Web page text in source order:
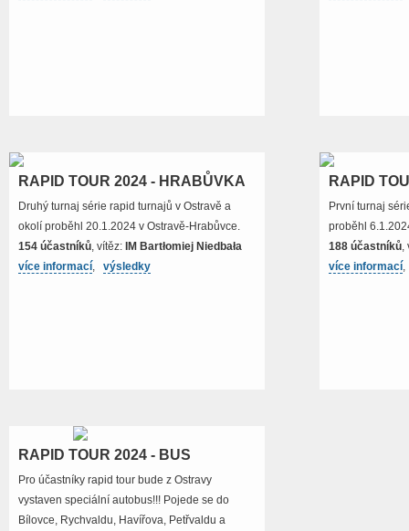
RAPID TOUR 2024 - HRABŮVKA
Druhý turnaj série rapid turnajů v Ostravě a
okolí proběhl 20.1.2024 v Ostravě-Hrabůvce.
154 účastníků, vítěz: IM Bartłomiej Niedbała
více informací, výsledky
RAPID
První turnaj
proběhl
188 účastníků,
více informací
RAPID TOUR 2024 - BUS
Pro účastníky rapid tour bude z Ostravy
vystaven speciální autobus!!! Pojede se do
Bílovce, Rychvaldu, Havířova, Petřvaldu a